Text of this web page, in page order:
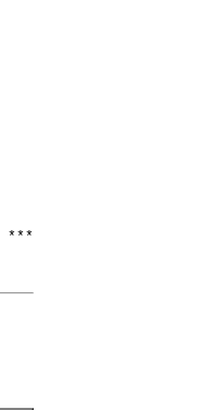
***